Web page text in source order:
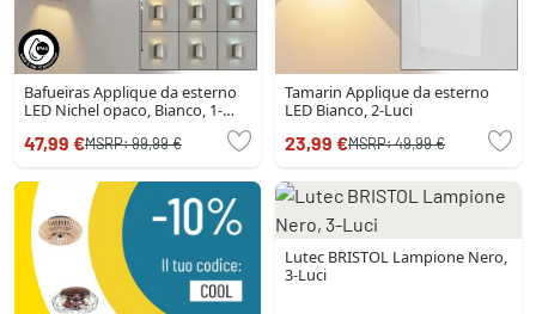
Bafueiras Applique da esterno
LED Nichel opaco, Bianco, 1-
colore
47,99 €MSRP:99,99 €
Tamarin Applique da esterno
LED Bianco, 2-Luci
23,99 €MSRP:49,99 €
Lutec BRISTOL Lampione Nero,
3-Luci